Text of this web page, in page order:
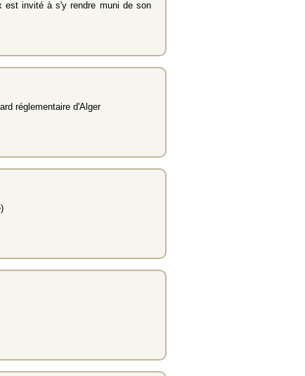
est invité à s'y rendre muni de son
réglementaire d'Alger